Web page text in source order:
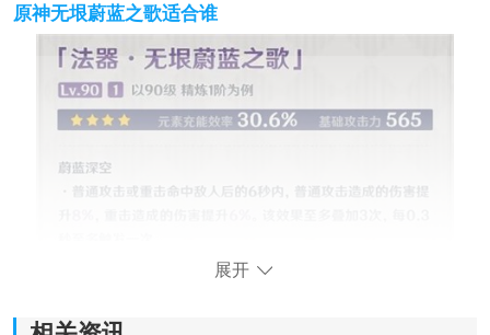
原神无垠蔚蓝之歌适合谁
展开